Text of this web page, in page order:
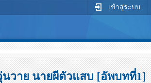
เข้าสู่ระบบ
นวาย นายผีตัวแสบ [อัพบทที่1]